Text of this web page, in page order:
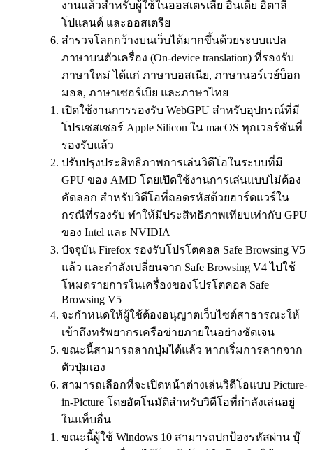
งานแล้วสำหรับผู้ใช้ในออสเตรเลีย อินเดีย อิตาลี
โปแลนด์ และออสเตรีย
สำรวจโลกกว้างบนเว็บได้มากขึ้นด้วยระบบแปล
ภาษาบนตัวเครื่อง (On-device translation) ที่รองรับ
ภาษาใหม่ ได้แก่ ภาษาบอสเนีย, ภาษานอร์เวย์บ็อก
มอล, ภาษาเซอร์เบีย และภาษาไทย
เปิดใช้งานการรองรับ WebGPU สำหรับอุปกรณ์ที่มี
โปรเซสเซอร์ Apple Silicon ใน macOS ทุกเวอร์ชันที่
รองรับแล้ว
ปรับปรุงประสิทธิภาพการเล่นวิดีโอในระบบที่มี
GPU ของ AMD โดยเปิดใช้งานการเล่นแบบไม่ต้อง
คัดลอก สำหรับวิดีโอที่ถอดรหัสด้วยฮาร์ดแวร์ใน
กรณีที่รองรับ ทำให้มีประสิทธิภาพเทียบเท่ากับ GPU
ของ Intel และ NVIDIA
ปัจจุบัน Firefox รองรับโปรโตคอล Safe Browsing V5
แล้ว และกำลังเปลี่ยนจาก Safe Browsing V4 ไปใช้
โหมดรายการในเครื่องของโปรโตคอล Safe
Browsing V5
จะกำหนดให้ผู้ใช้ต้องอนุญาตเว็บไซต์สาธารณะให้
เข้าถึงทรัพยากรเครือข่ายภายในอย่างชัดเจน
ขณะนี้สามารถลากปุ่มได้แล้ว หากเริ่มการลากจาก
ตัวปุ่มเอง
สามารถเลือกที่จะเปิดหน้าต่างเล่นวิดีโอแบบ Picture-
in-Picture โดยอัตโนมัติสำหรับวิดีโอที่กำลังเล่นอยู่
ในแท็บอื่น
ขณะนี้ผู้ใช้ Windows 10 สามารถปกป้องรหัสผ่าน บุ๊